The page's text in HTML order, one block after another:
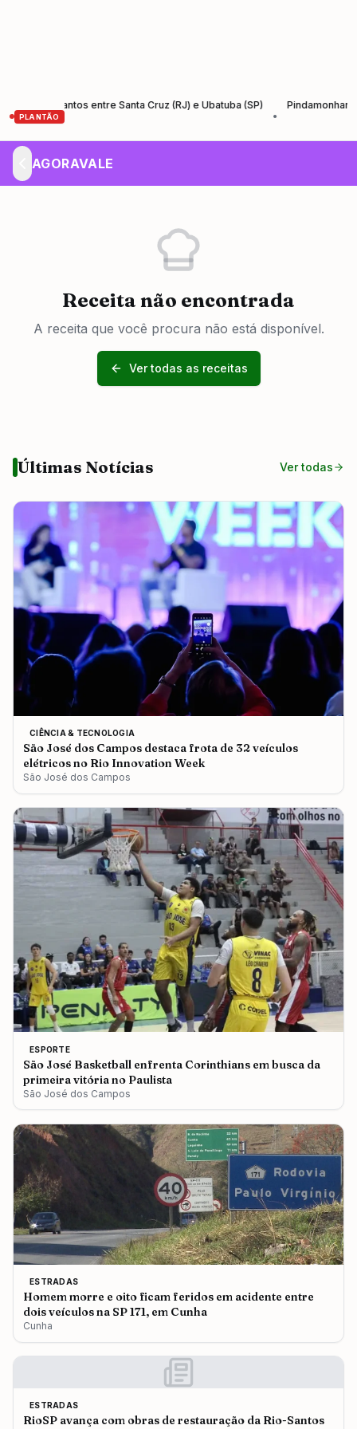
PLANTÃO
Santos entre Santa Cruz (RJ) e Ubatuba (SP)
Pindamonhangaba
AGORAVALE
Receita não encontrada
A receita que você procura não está disponível.
Ver todas as receitas
Últimas Notícias Ver todas
CIÊNCIA & TECNOLOGIA
São José dos Campos destaca frota de 32 veículos
elétricos no Rio Innovation Week
São José dos Campos
ESPORTE
São José Basketball enfrenta Corinthians em busca da
primeira vitória no Paulista
São José dos Campos
ESTRADAS
Homem morre e oito ficam feridos em acidente entre
dois veículos na SP 171, em Cunha
Cunha
ESTRADAS
RioSP avança com obras de restauração da Rio-Santos